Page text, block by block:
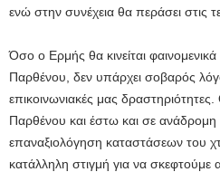
ενώ στην συνέχεια θα περάσει στις
Όσο ο Ερμής θα κινείται
Παρθένου, δεν υπάρχει σοβαρός
επικοινωνιακές μας
Παρθένου και έστω και σε
επαναξιολόγηση καταστάσεων του
κατάλληλη στιγμή για να σκεφτούμε